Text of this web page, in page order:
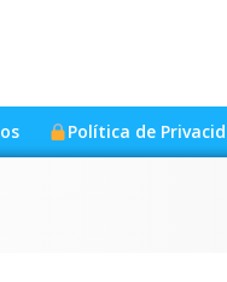
Política de